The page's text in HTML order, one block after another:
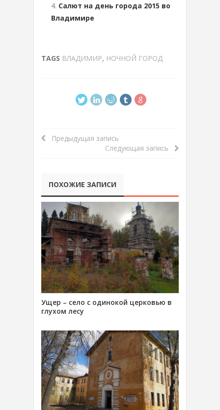
Салют на день города 2015 во
Владимире
TAGS ВЛАДИМИР, НОЧНОЙ ГОРОД
Предыдущая запись
Следующая запись
ПОХОЖИЕ ЗАПИСИ
Ущер – село с одинокой церковью в
глухом лесу